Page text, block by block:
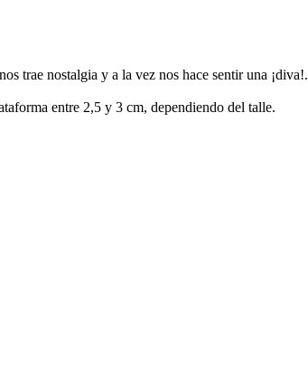
trae nostalgia y a la vez nos hace sentir una ¡diva!.
entre 2,5 y 3 cm, dependiendo del talle.